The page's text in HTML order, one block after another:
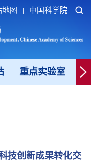
地图 中国科学院
重点实验室
技创新成果转化交